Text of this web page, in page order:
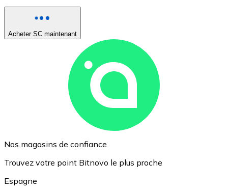
Acheter SC maintenant
Nos magasins de confiance
Trouvez votre point Bitnovo le plus proche
Espagne